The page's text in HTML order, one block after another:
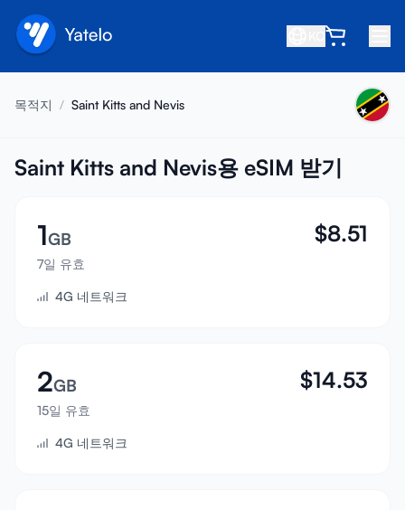
소개
친구 추천
제휴사 되기
고객센터
지원
기기 호환성
로그인
목적지 / Saint Kitts and Nevis
Saint Kitts and Nevis용 eSIM 받기
1GB
7일 유효
$8.51
4G 네트워크
2GB
15일 유효
$14.53
4G 네트워크